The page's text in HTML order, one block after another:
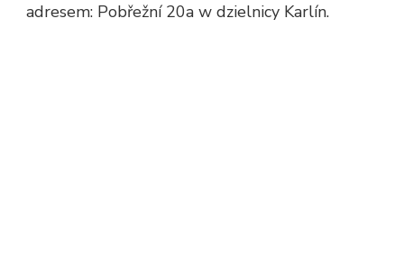
adresem: Pobřežní 20a w dzielnicy Karlín.